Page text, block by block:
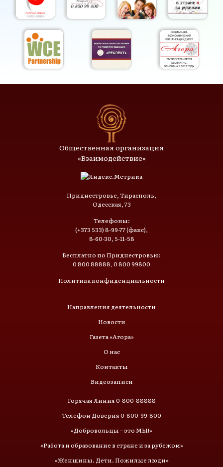
Общественная организация
«Взаимодействие»
Приднестровье, Тирасполь,
Одесская, 73
Телефоны:
(+373 533) 8-99-77 (факс),
8-60-30, 5-11-58
Бесплатно по Приднестровью:
0 800 88888, 0 800 99800
Политика конфиденциальности
Направления деятельности
Новости
Газета «Агора»
О нас
Контакты
Видеозаписи
Горячая Линия 0-800-88888
Телефон Доверия 0-800-99-800
«Добровольцы – это МЫ!»
«Работа и образование в стране и за рубежом»
«Женщины. Дети. Пожилые люди»